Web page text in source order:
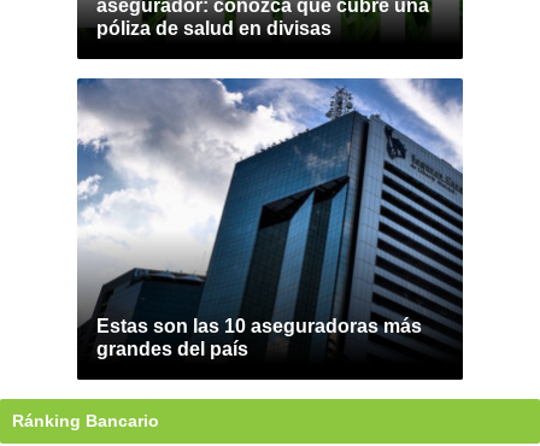
asegurador: conozca qué cubre una
póliza de salud en divisas
Estas son las 10 aseguradoras más
grandes del país
Ránking Bancario